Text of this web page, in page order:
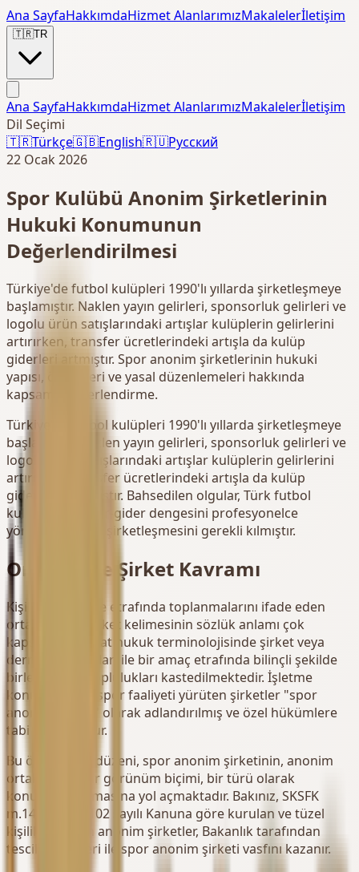
Ana SayfaHakkımdaHizmet AlanlarımızMakalelerİletişim
🇹🇷TR
Ana SayfaHakkımdaHizmet AlanlarımızMakalelerİletişim
Dil Seçimi
🇹🇷Türkçe🇬🇧English🇷🇺Русский
22 Ocak 2026
Spor Kulübü Anonim Şirketlerinin
Hukuki Konumunun
Değerlendirilmesi
Türkiye'de futbol kulüpleri 1990'lı yıllarda şirketleşmeye
başlamıştır. Naklen yayın gelirleri, sponsorluk gelirleri ve
logolu ürün satışlarındaki artışlar kulüplerin gelirlerini
artırırken, transfer ücretlerindeki artışla da kulüp
giderleri artmıştır. Spor anonim şirketlerinin hukuki
yapısı, özellikleri ve yasal düzenlemeleri hakkında
kapsamlı değerlendirme.
Türkiye'de futbol kulüpleri 1990'lı yıllarda şirketleşmeye
başlamıştır. Naklen yayın gelirleri, sponsorluk gelirleri ve
logolu ürün satışlarındaki artışlar kulüplerin gelirlerini
artırırken, transfer ücretlerindeki artışla da kulüp
giderleri artırmıştır. Bahsedilen olgular, Türk futbol
kulüplerinin gelir-gider dengesini profesyonelce
yönetmeleri için şirketleşmesini gerekli kılmıştır.
Ortaklık ve Şirket Kavramı
Kişilerin bir gaye etrafında toplanmalarını ifade eden
ortaklık veya şirket kelimesinin sözlük anlamı çok
kapsamlıdır fakat hukuk terminolojisinde şirket veya
dernek kavramları ile bir amaç etrafında bilinçli şekilde
birleşmiş kişi toplulukları kastedilmektedir. İşletme
konusu olarak spor faaliyeti yürüten şirketler "spor
anonim şirketi" olarak adlandırılmış ve özel hükümlere
tabi tutulmuştur.
Bu özel hukuk düzeni, spor anonim şirketinin, anonim
ortaklıkların bir görünüm biçimi, bir türü olarak
konumlandırılmasına yol açmaktadır. Bakınız, SKSFK
m.14'e göre 6102 sayılı Kanuna göre kurulan ve tüzel
kişilik kazanan anonim şirketler, Bakanlık tarafından
tescil edilmeleri ile spor anonim şirketi vasfını kazanır.